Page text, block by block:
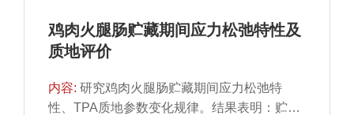
鸡肉火腿肠贮藏期间应力松弛特性及
质地评价
内容:研究鸡肉火腿肠贮藏期间应力松弛特
性、TPA质地参数变化规律。结果表明：贮藏